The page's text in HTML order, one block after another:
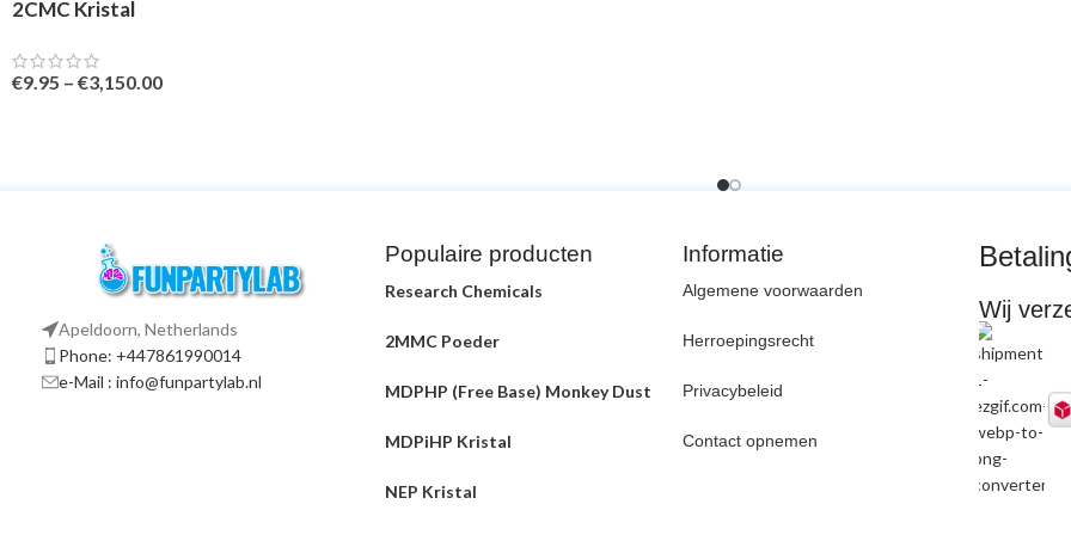
2CMC Kristal
€9.95 – €3,150.00
Apeldoorn, Netherlands
Phone: +447861990014
e-Mail : info@funpartylab.nl
Populaire producten
Research Chemicals
2MMC Poeder
MDPHP (Free Base) Monkey Dust
MDPiHP Kristal
NEP Kristal
Informatie
Algemene voorwaarden
Herroepingsrecht
Privacybeleid
Contact opnemen
Wij